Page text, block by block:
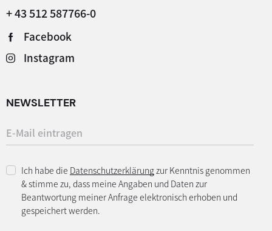
+ 43 512 587766-0
Facebook
Instagram
NEWSLETTER
Ich habe die Datenschutzerklärungzur Kenntnis genommen
& stimme zu, dass meine Angaben und Daten zur
Beantwortung meiner Anfrage elektronisch erhoben und
gespeichert werden.